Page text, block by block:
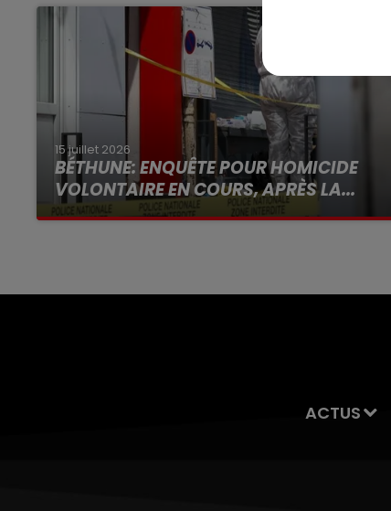
15 juillet 2026
BÉTHUNE: ENQUÊTE POUR HOMICIDE
VOLONTAIRE EN COURS, APRÈS LA...
Selon les premiers éléments, le logement
ACTUS